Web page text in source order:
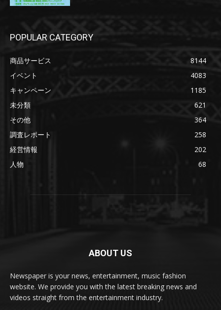
POPULAR CATEGORY
商品サービス
8144
イベント
4083
キャンペーン
1185
未分類
621
その他
364
調査レポート
258
経営情報
202
人物
68
ABOUT US
Newspaper is your news, entertainment, music fashion
website. We provide you with the latest breaking news and
videos straight from the entertainment industry.